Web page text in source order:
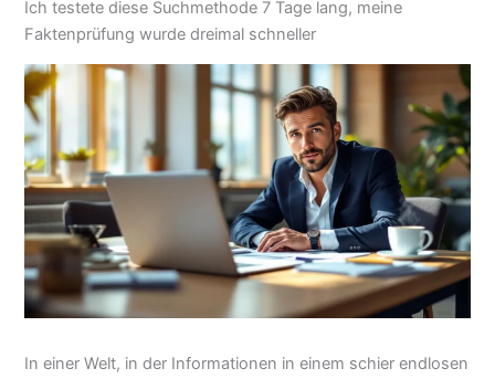
Ich testete diese Suchmethode 7 Tage lang, meine
Faktenprüfung wurde dreimal schneller
In einer Welt, in der Informationen in einem schier endlosen